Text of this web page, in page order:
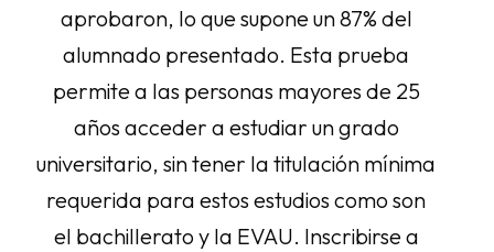
aprobaron, lo que supone un 87% del
alumnado presentado. Esta prueba
permite a las personas mayores de 25
años acceder a estudiar un grado
universitario, sin tener la titulación mínima
requerida para estos estudios como son
el bachillerato y la EVAU. Inscribirse a